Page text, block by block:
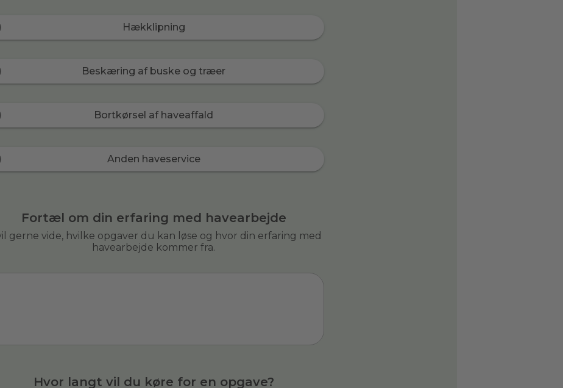
Hækklipning
Beskæring af buske og træer
Bortkørsel af haveaffald
Anden haveservice
Fortæl om din erfaring med havearbejde
gerne vide, hvilke opgaver du kan løse og hvor din erfaring med
havearbejde kommer fra.
Hvor langt vil du køre for en opgave?